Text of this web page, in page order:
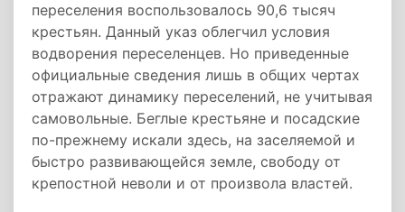
переселения воспользовалось 90,6 тысяч
крестьян. Данный указ облегчил условия
водворения переселенцев. Но приведенные
официальные сведения лишь в общих чертах
отражают динамику переселений, не учитывая
самовольные. Беглые крестьяне и посадские
по-прежнему искали здесь, на заселяемой и
быстро развивающейся земле, свободу от
крепостной неволи и от произвола властей.